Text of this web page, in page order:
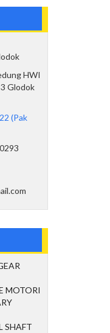
HWI
Glodok
(Pak
MOTORI
SHAFT